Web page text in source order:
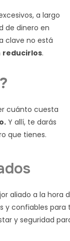
a largo
de dinero en
clave no está
reducirlos.
cuánto cuesta
Y allí, te darás
que tienes.
aliado a la hora
y confiables para
y seguridad